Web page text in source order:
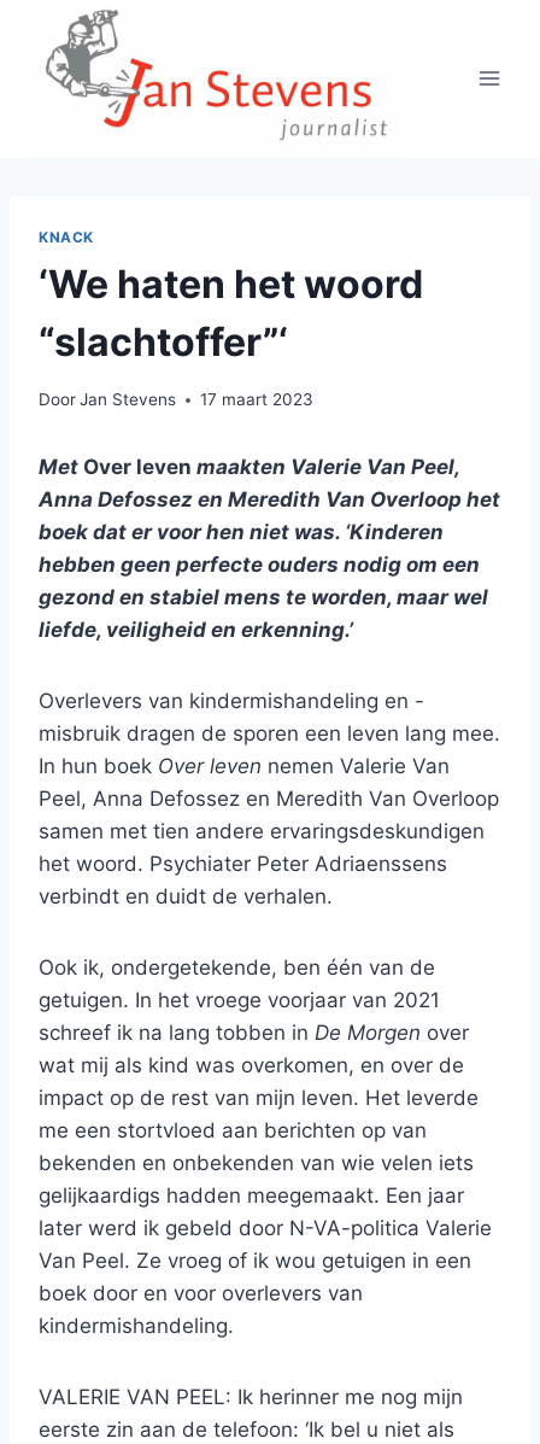
Doorgaan
inhoud
KNACK
‘We haten het woord
“slachtoffer”‘
DoorJan Stevens 17 maart 2023
Met Over leven maakten Valerie Van Peel,
Anna Defossez en Meredith Van Overloop het
boek dat er voor hen niet was. ‘Kinderen
hebben geen perfecte ouders nodig om een
gezond en stabiel mens te worden, maar wel
liefde, veiligheid en erkenning.’
Overlevers van kindermishandeling en -
misbruik dragen de sporen een leven lang mee.
In hun boek Over leven nemen Valerie Van
Peel, Anna Defossez en Meredith Van Overloop
samen met tien andere ervaringsdeskundigen
het woord. Psychiater Peter Adriaenssens
verbindt en duidt de verhalen.
Ook ik, ondergetekende, ben één van de
getuigen. In het vroege voorjaar van 2021
schreef ik na lang tobben in De Morgen over
wat mij als kind was overkomen, en over de
impact op de rest van mijn leven. Het leverde
me een stortvloed aan berichten op van
bekenden en onbekenden van wie velen iets
gelijkaardigs hadden meegemaakt. Een jaar
later werd ik gebeld door N-VA-politica Valerie
Van Peel. Ze vroeg of ik wou getuigen in een
boek door en voor overlevers van
kindermishandeling.
VALERIE VAN PEEL: Ik herinner me nog mijn
eerste zin aan de telefoon: ‘Ik bel u niet als